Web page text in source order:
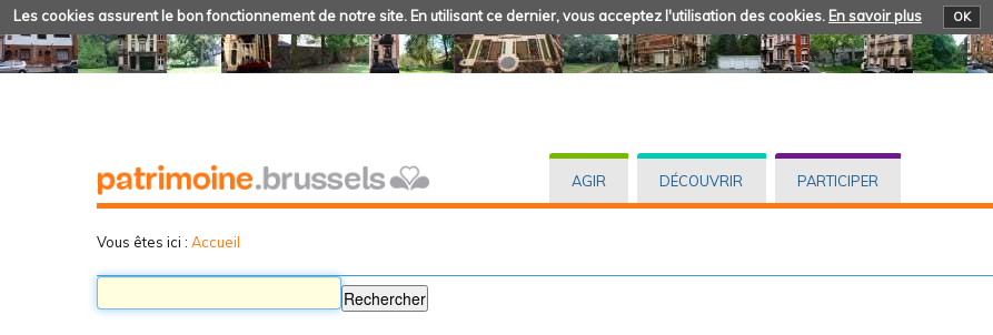
Les cookies assurent le bon fonctionnement de notre site. En utilisant ce dernier, vous acceptez l'utilisation des cookies. En savoir plus OK
AGIR DÉCOUVRIR PARTICIPER
Vous êtes ici : Accueil